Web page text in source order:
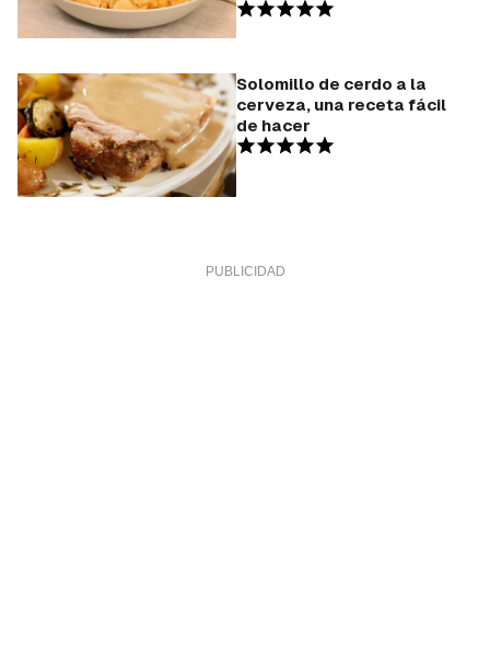
Solomillo de cerdo a la
cerveza, una receta fácil
de hacer